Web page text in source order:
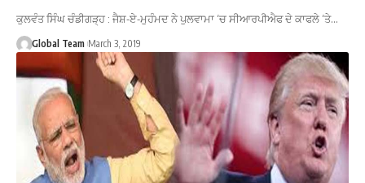
ਕੁਲਵੰਤ ਸਿੰਘ ਚੰਡੀਗੜ੍ਹ : ਜੈਸ਼-ਏ-ਮੁਹੰਮਦ ਨੇ ਪੁਲਵਾਮਾ ‘ਚ ਸੀਆਰਪੀਐਫ ਦੇ ਕਾਫਲੇ ‘ਤੇ…
Global Team March 3, 2019